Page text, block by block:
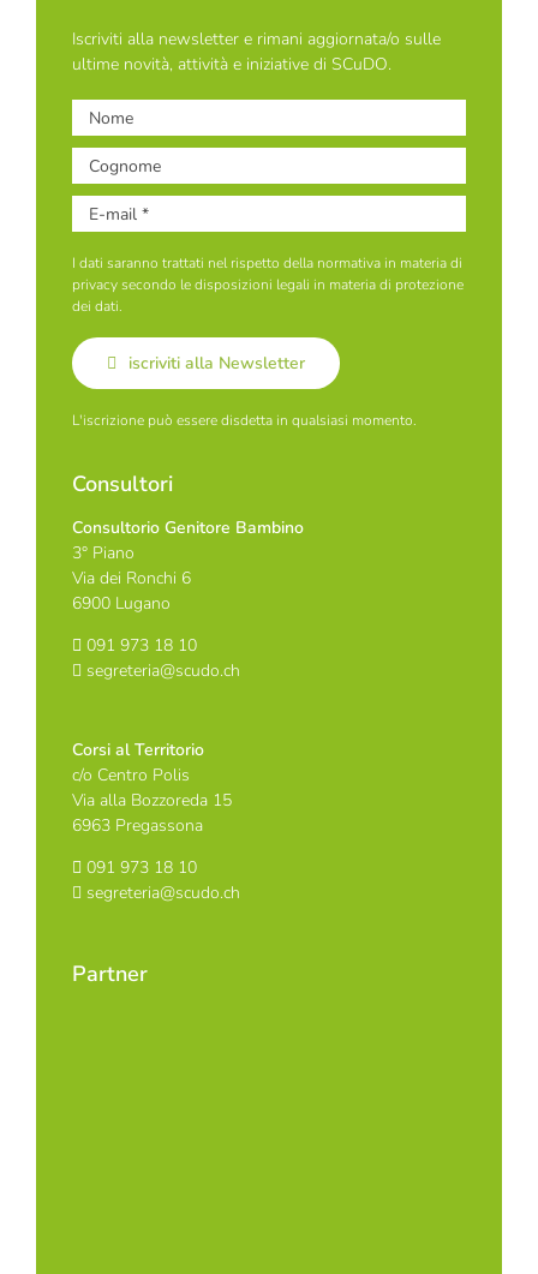
Iscriviti alla newsletter e rimani aggiornata/o sulle
ultime novità, attività e iniziative di SCuDO.
I dati saranno trattati nel rispetto della normativa in materia di
privacy secondo le disposizioni legali in materia di protezione
dei dati.
iscriviti alla Newsletter
L'iscrizione può essere disdetta in qualsiasi momento.
Consultori
Consultorio Genitore Bambino
3° Piano
Via dei Ronchi 6
6900 Lugano
091 973 18 10
segreteria@scudo.ch
Corsi al Territorio
c/o Centro Polis
Via alla Bozzoreda 15
6963 Pregassona
091 973 18 10
segreteria@scudo.ch
Partner